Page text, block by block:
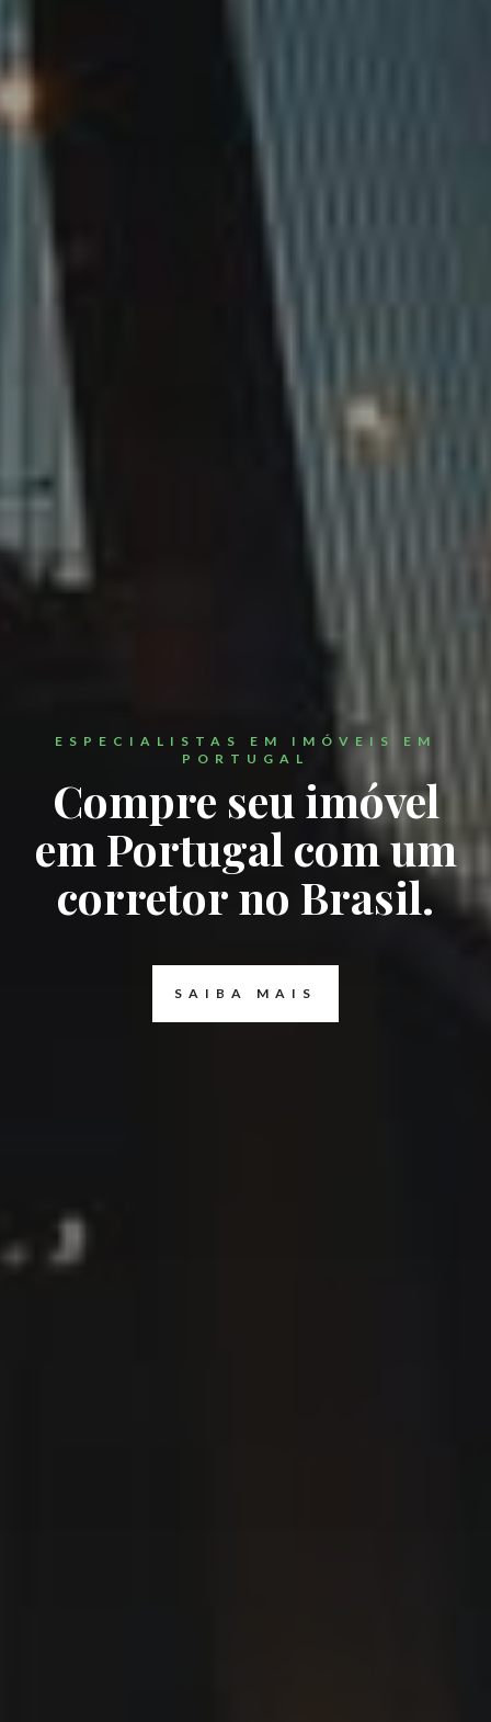
ESPECIALISTAS EM IMÓVEIS EM
PORTUGAL
Compre seu imóvel
em Portugal com um
corretor no Brasil.
SAIBA MAIS